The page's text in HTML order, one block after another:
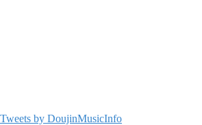
Tweets by DoujinMusicInfo